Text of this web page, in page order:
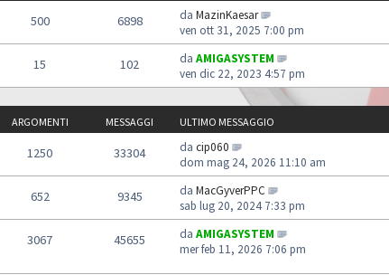
500 6898 da MazinKaesar
ven ott 31, 2025 7:00 pm
15 102 da AMIGASYSTEM
ven dic 22, 2023 4:57 pm
ARGOMENTI MESSAGGI ULTIMO MESSAGGIO
1250 33304 da cip060
dom mag 24, 2026 11:10 am
652 9345 da MacGyverPPC
sab lug 20, 2024 7:33 pm
3067 45655 da AMIGASYSTEM
mer feb 11, 2026 7:06 pm